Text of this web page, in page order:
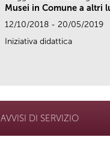
Musei in Comune a altri
12/10/2018 - 20/05/2019
Iniziativa didattica
AVVISI DI SERVIZIO